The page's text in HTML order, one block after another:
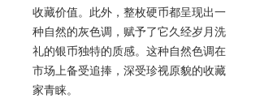
收藏价值。此外，整枚硬币都呈现出一
种自然的灰色调，赋予了它久经岁月洗
礼的银币独特的质感。这种自然色调在
市场上备受追捧，深受珍视原貌的收藏
家青睐。